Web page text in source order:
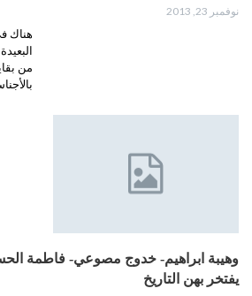
نوفمبر 23, 2013
هناك
من
وهيبة ابراهيم- خدوج مصوعي- فاطمة
يفتخر بهن التاريخ